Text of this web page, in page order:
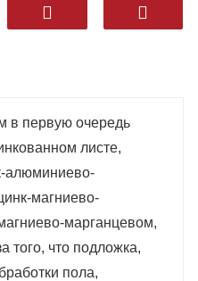
после выпечки
к атмосферным
эпоксидная
покрытия.
в первую очередь
листе,
алюминиево-
магниево-
марганцевом,
того, что подложка,
пола,